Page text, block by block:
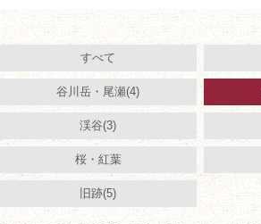
すべて
谷川岳・尾瀬(4)
渓谷(3)
桜・紅葉
旧跡(5)